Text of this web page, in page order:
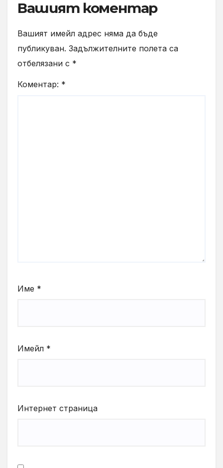
Вашият коментар
Вашият имейл адрес няма да бъде
публикуван. Задължителните полета са
отбелязани с *
Коментар: *
Име *
Имейл *
Интернет страница